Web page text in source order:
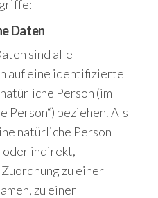
Daten
sind alle
auf eine identifizierte
Person (im
Person“) beziehen. Als
natürliche Person
oder indirekt,
zu einer
zu einer